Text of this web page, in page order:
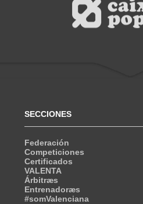
SECCIONES
Federación
Competiciones
Certificados
VALENTA
Árbitræs
Entrenadoræs
#somValenciana